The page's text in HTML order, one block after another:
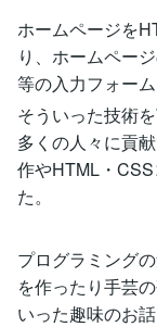
ホームページを
り、ホームペー
等の入力フォーム
そういった技術
多くの人々に貢
作やHTML・
た。
プログラミング
を作ったり手芸
いった趣味のお